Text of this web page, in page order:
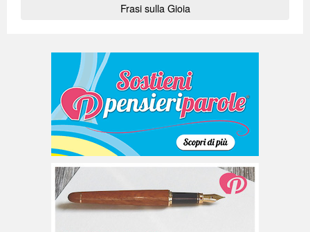
Frasi sulla Gioia